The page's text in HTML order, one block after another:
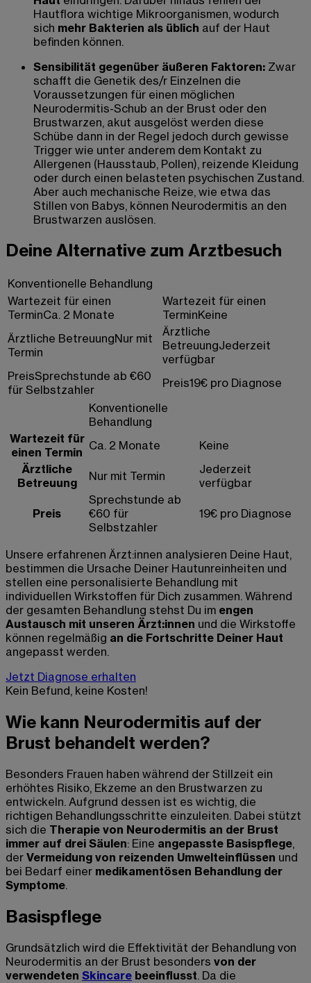
Hautflora wichtige Mikroorganismen, wodurch
sich mehr Bakterien als üblich auf der Haut
befinden können.
Sensibilität gegenüber äußeren Faktoren: Zwar
schafft die Genetik des/r Einzelnen die
Voraussetzungen für einen möglichen
Neurodermitis-Schub an der Brust oder den
Brustwarzen, akut ausgelöst werden diese
Schübe dann in der Regel jedoch durch gewisse
Trigger wie unter anderem dem Kontakt zu
Allergenen (Hausstaub, Pollen), reizende Kleidung
oder durch einen belasteten psychischen Zustand.
Aber auch mechanische Reize, wie etwa das
Stillen von Babys, können Neurodermitis an den
Brustwarzen auslösen.
Deine Alternative zum Arztbesuch
Konventionelle Behandlung
Wartezeit für einen
TerminCa. 2 Monate
Wartezeit für einen
TerminKeine
Ärztliche BetreuungNur mit
Termin
Ärztliche
BetreuungJederzeit
verfügbar
PreisSprechstunde ab €60
für Selbstzahler
Preis19€ pro Diagnose
Konventionelle
Behandlung
Wartezeit für
einen Termin Ca. 2 Monate
Keine
Ärztliche
Betreuung
Nur mit Termin
Jederzeit
verfügbar
Preis
Sprechstunde ab
€60 für
Selbstzahler
19€ pro Diagnose
Unsere erfahrenen Ärzt:innen analysieren Deine Haut,
bestimmen die Ursache Deiner Hautunreinheiten und
stellen eine personalisierte Behandlung mit
individuellen Wirkstoffen für Dich zusammen. Während
der gesamten Behandlung stehst Du im engen
Austausch mit unseren Ärzt:innen und die Wirkstoffe
können regelmäßig an die Fortschritte Deiner Haut
angepasst werden.
Jetzt Diagnose erhalten
Kein Befund, keine Kosten!
Wie kann Neurodermitis auf der
Brust behandelt werden?
Besonders Frauen haben während der Stillzeit ein
erhöhtes Risiko, Ekzeme an den Brustwarzen zu
entwickeln. Aufgrund dessen ist es wichtig, die
richtigen Behandlungsschritte einzuleiten. Dabei stützt
sich die Therapie von Neurodermitis an der Brust
immer auf drei Säulen: Eine angepasste Basispflege,
der Vermeidung von reizenden Umwelteinflüssen und
bei Bedarf einer medikamentösen Behandlung der
Symptome.
Basispflege
Grundsätzlich wird die Effektivität der Behandlung von
Neurodermitis an der Brust besonders von der
verwendeten Skincare beeinflusst. Da die